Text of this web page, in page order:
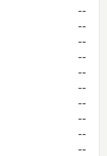
--
--
--
--
--
--
--
--
--
--